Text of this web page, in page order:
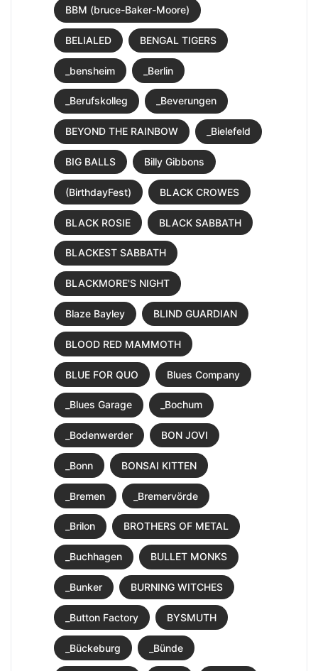
BBM (bruce-Baker-Moore)
BELIALED BENGAL TIGERS
_bensheim _Berlin
_Berufskolleg _Beverungen
BEYOND THE RAINBOW _Bielefeld
BIG BALLS Billy Gibbons
(BirthdayFest) BLACK CROWES
BLACK ROSIE BLACK SABBATH
BLACKEST SABBATH
BLACKMORE'S NIGHT
Blaze Bayley BLIND GUARDIAN
BLOOD RED MAMMOTH
BLUE FOR QUO Blues Company
_Blues Garage _Bochum
_Bodenwerder BON JOVI
_Bonn BONSAI KITTEN
_Bremen _Bremervörde
_Brilon BROTHERS OF METAL
_Buchhagen BULLET MONKS
_Bunker BURNING WITCHES
_Button Factory BYSMUTH
_Bückeburg _Bünde